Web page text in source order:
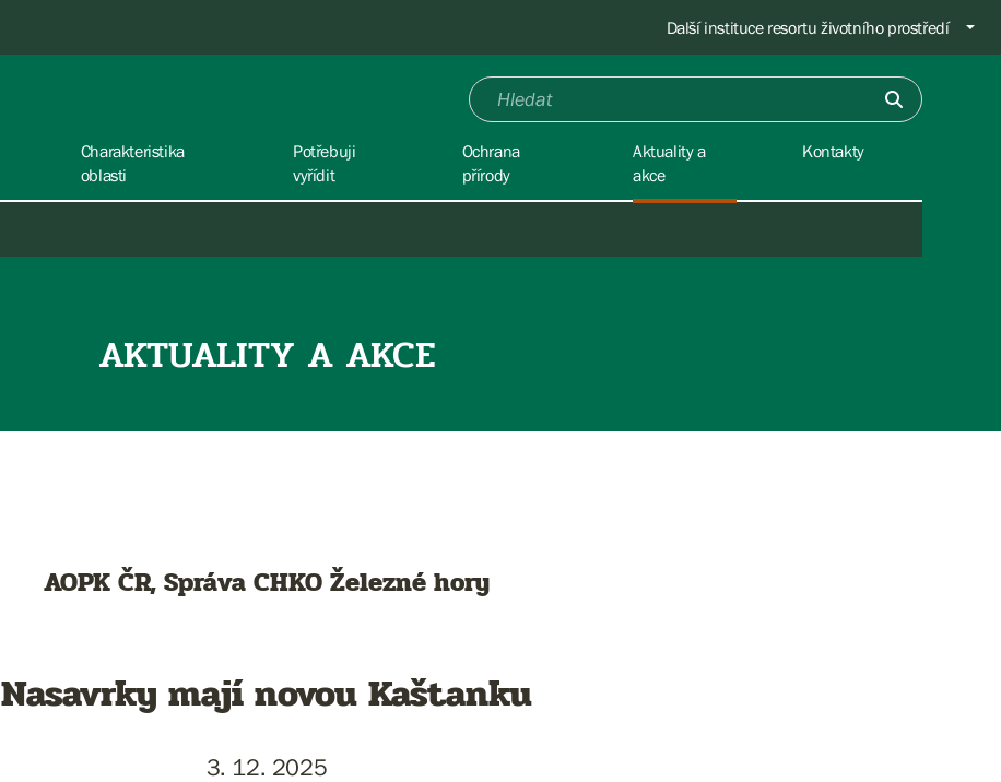
Další instituce resortu životního prostředí
Charakteristika
oblasti
Potřebuji
vyřídit
Ochrana
přírody
Aktuality a
akce
Kontakty
AKTUALITY A AKCE
AOPK ČR, Správa CHKO Železné hory
Nasavrky mají novou Kaštanku
3. 12. 2025